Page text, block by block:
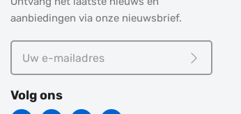
aanbiedingen via onze nieuwsbrief.
Meld je aan
Volg ons